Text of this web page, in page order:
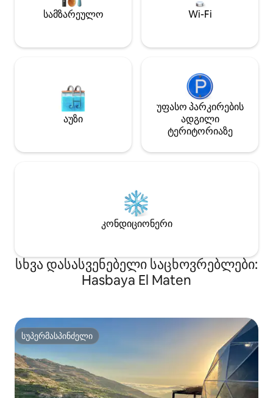
ადამიანის, მარტო მოგზაურების ან
მშვიდი გაზაფხულის დასვენებისთვის
სამზარეულო Wi-Fi
აუზი
უფასო პარკირების
ადგილი
ტერიტორიაზე
კონდიციონერი
სხვა დასასვენებელი საცხოვრებლები:
Hasbaya El Maten
სუპერმასპინძელი
სუპერმასპინძელი